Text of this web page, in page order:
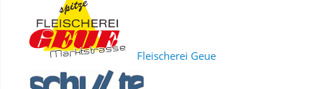
Fleischerei Geue